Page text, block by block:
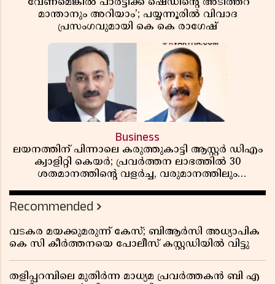
മാന്താനും അറിയാം’; പയ്യന്നൂരിൽ വിവാദ
പ്രസംഗവുമായി കെ കെ രാഗേഷ്
Business
ലയനത്തിന് പിന്നാലെ കരുത്തുകാട്ടി ആസ്റ്റർ ഡിഎം
ക്വാളിറ്റി കെയർ; പ്രവർത്തന ലാഭത്തിൽ 30
ശതമാനത്തിൻ്റെ വളർച്ച, വരുമാനത്തിലും
റിപ്പോർട്ട് പുറത്ത്
Recommended
വടകര മയക്കുമരുന്ന് കേസ്; ബിആർസി അധ്യാപിക
കെ സി കീർത്തനയെ പോലീസ് കസ്റ്റഡിയിൽ വിട്ടു
തളിപ്പറമ്പിലെ മുതിർന്ന മാധ്യമ പ്രവർത്തകൻ ബി എ